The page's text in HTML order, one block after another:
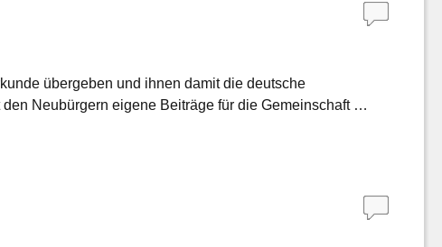
übergeben und ihnen damit die deutsche
Neubürgern eigene Beiträge für die Gemeinschaft …